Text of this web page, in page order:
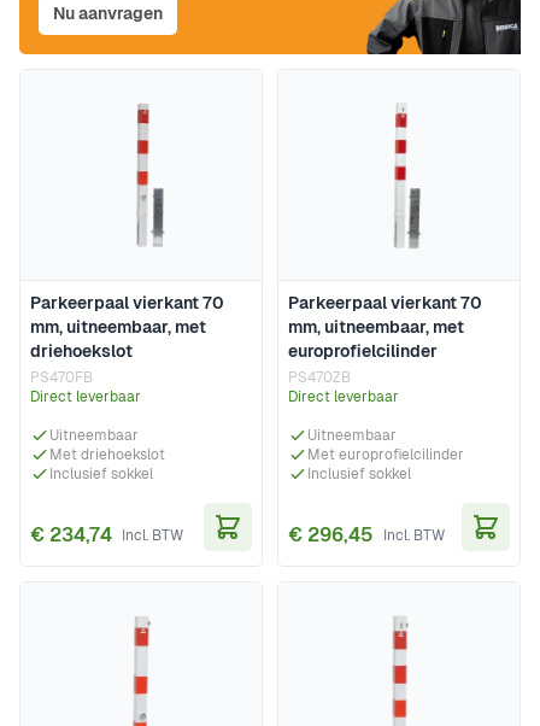
Parkeerpaal vierkant 70
mm, uitneembaar, met
driehoekslot
PS470FB
Direct leverbaar
Uitneembaar
Met driehoekslot
Inclusief sokkel
€ 234,74
Parkeerpaal vierkant 70
mm, uitneembaar, met
europrofielcilinder
PS470ZB
Direct leverbaar
Uitneembaar
Met europrofielcilinder
Inclusief sokkel
€ 296,45
Nu aanvragen